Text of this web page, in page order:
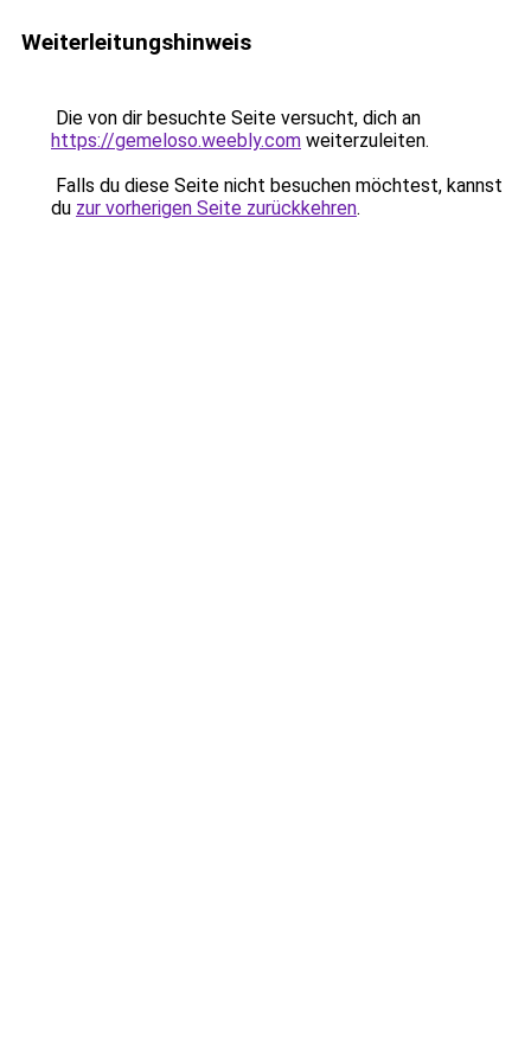
Weiterleitungshinweis
Die von dir besuchte Seite versucht, dich an
https://gemeloso.weebly.com weiterzuleiten.
Falls du diese Seite nicht besuchen möchtest, kannst
du zur vorherigen Seite zurückkehren.